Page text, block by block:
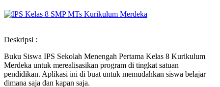
Deskripsi :
Buku Siswa IPS Sekolah Menengah Pertama Kelas 8 Kurikulum
Merdeka untuk merealisasikan program di tingkat satuan
pendidikan. Aplikasi ini di buat untuk memudahkan siswa belajar
dimana saja dan kapan saja.